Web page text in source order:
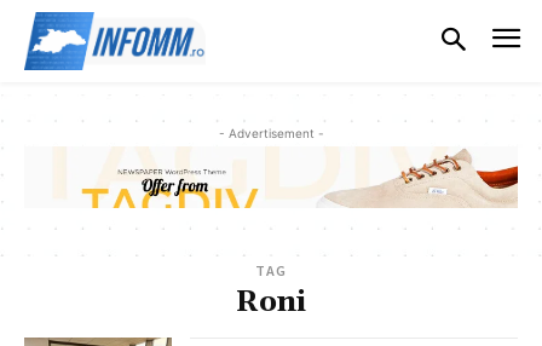
- Advertisement -
TAG
Roni